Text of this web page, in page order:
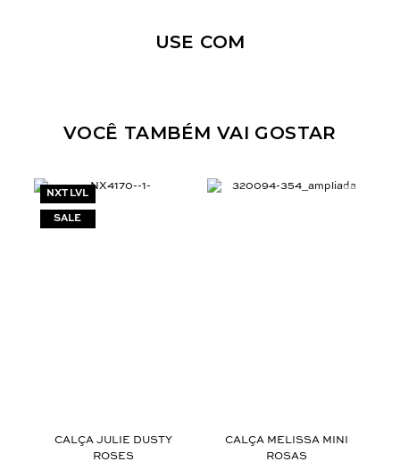
Selecione o tamanho que você deseja:
USE COM
VOCÊ TAMBÉM VAI GOSTAR
NXT LVL
CALÇA JULIE DUSTY
ROSES
CALÇA MELISSA MINI
ROSAS